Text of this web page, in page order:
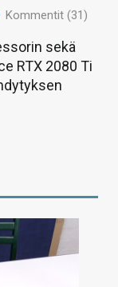
Kommentit (31)
sekä
RTX 2080 Ti